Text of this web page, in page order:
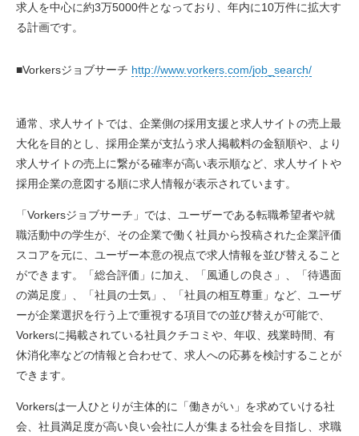
求人を中心に約3万5000件となっており、年内に10万件に拡大す
る計画です。
■Vorkersジョブサーチ http://www.vorkers.com/job_search/
通常、求人サイトでは、企業側の採用支援と求人サイトの売上最
大化を目的とし、採用企業が支払う求人掲載料の金額順や、より
求人サイトの売上に繋がる確率が高い表示順など、求人サイトや
採用企業の意図する順に求人情報が表示されています。
「Vorkersジョブサーチ」では、ユーザーである転職希望者や就
職活動中の学生が、その企業で働く社員から投稿された企業評価
スコアを元に、ユーザー本意の視点で求人情報を並び替えること
ができます。「総合評価」に加え、「風通しの良さ」、「待遇面
の満足度」、「社員の士気」、「社員の相互尊重」など、ユーザ
ーが企業選択を行う上で重視する項目での並び替えが可能で、
Vorkersに掲載されている社員クチコミや、年収、残業時間、有
休消化率などの情報と合わせて、求人への応募を検討することが
できます。
Vorkersは一人ひとりが主体的に「働きがい」を求めていける社
会、社員満足度が高い良い会社に人が集まる社会を目指し、求職